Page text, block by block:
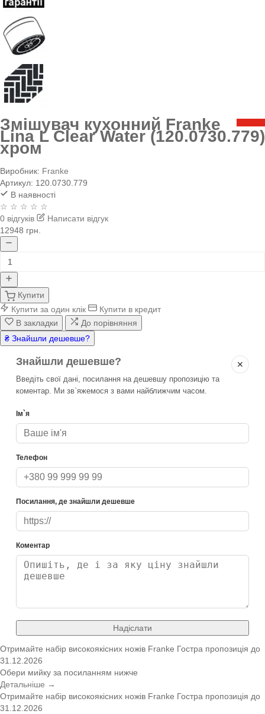
Змішувач кухонний Franke
Lina L Clear Water (120.0730.779)
хром
Виробник: Franke
Артикул: 120.0730.779
В наявності
☆ ☆ ☆ ☆ ☆
0 відгуків
Написати відгук
12948 грн.
Купити
Купити за один клік
Купити в кредит
В закладки
До порівняння
₴ Знайшли дешевше?
✕
Знайшли дешевше?
Введіть свої дані, посилання на дешевшу пропозицію та
коментар. Ми зв`яжемося з вами найближчим часом.
Ім`я
Телефон
Посилання, де знайшли дешевше
Коментар
Надіслати
Отримайте набір високоякісних ножів Franke Гостра пропозиція до
31.12.2026
Обери мийку за посиланням нижче
Детальніше →
Отримайте набір високоякісних ножів Franke Гостра пропозиція до
31.12.2026